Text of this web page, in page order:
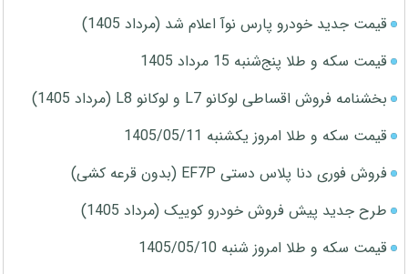
قیمت جدید خودرو پارس نوآ اعلام شد (مرداد 1405)
قیمت سکه و طلا پنج‌شنبه 15 مرداد 1405
بخشنامه فروش اقساطی لوکانو L7 و لوکانو L8 (مرداد 1405)
قیمت سکه و طلا امروز یکشنبه 1405/05/11
فروش فوری دنا پلاس دستی EF7P (بدون قرعه کشی)
طرح جدید پیش فروش خودرو کوییک (مرداد 1405)
قیمت سکه و طلا امروز شنبه 1405/05/10